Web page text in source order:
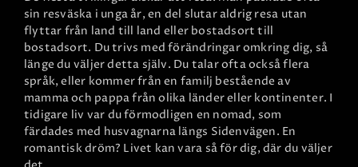
sin resväska i unga år, en del slutar aldrig resa utan
flyttar från land till land eller bostadsort till
bostadsort. Du trivs med förändringar omkring dig, så
länge du väljer detta själv. Du talar ofta också flera
språk, eller kommer från en familj bestående av
mamma och pappa från olika länder eller kontinenter. I
tidigare liv var du förmodligen en nomad, som
färdades med husvagnarna längs Sidenvägen. En
romantisk dröm? Livet kan vara så för dig, där du väljer